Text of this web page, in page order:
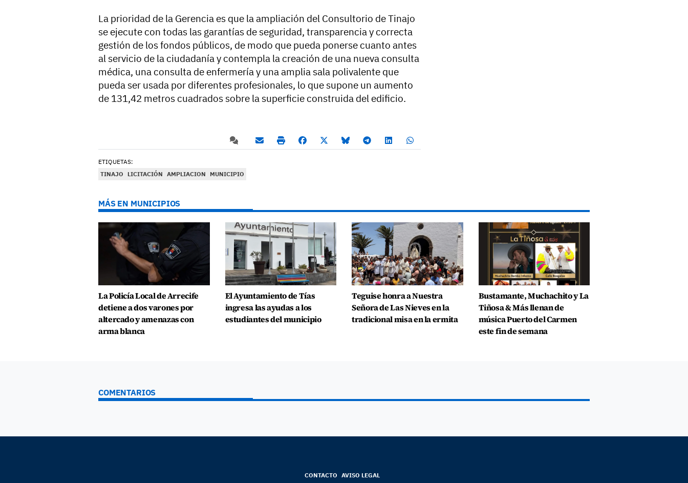
La prioridad de la Gerencia es que la ampliación del Consultorio de Tinajo
se ejecute con todas las garantías de seguridad, transparencia y correcta
gestión de los fondos públicos, de modo que pueda ponerse cuanto antes
al servicio de la ciudadanía y contempla la creación de una nueva consulta
médica, una consulta de enfermería y una amplia sala polivalente que
pueda ser usada por diferentes profesionales, lo que supone un aumento
de 131,42 metros cuadrados sobre la superficie construida del edificio.
ETIQUETAS:
TINAJO
LICITACIÓN AMPLIACION MUNICIPIO
MÁS EN MUNICIPIOS
La Policía Local de Arrecife
detiene a dos varones por
altercado y amenazas con
arma blanca
El Ayuntamiento de Tías
ingresa las ayudas a los
estudiantes del municipio
Teguise honra a Nuestra
Señora de Las Nieves en la
tradicional misa en la ermita
Bustamante, Muchachito y La
Tiñosa & Más llenan de
música Puerto del Carmen
este fin de semana
COMENTARIOS
CONTACTO AVISO LEGAL